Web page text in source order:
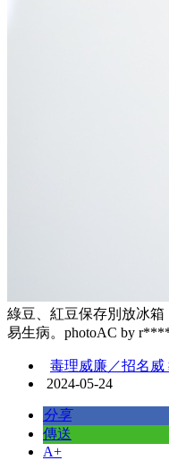
綠豆、紅豆保存別放冰
易生病。photoAC by
毒理威廉／招名威
2024-05-24
分享
傳送
A+